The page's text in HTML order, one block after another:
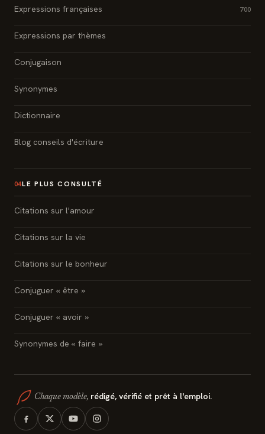
Expressions françaises 700
Expressions par thèmes
Conjugaison
Synonymes
Dictionnaire
Blog conseils d'écriture
04LE PLUS CONSULTÉ
Citations sur l'amour
Citations sur la vie
Citations sur le bonheur
Conjuguer « être »
Conjuguer « avoir »
Synonymes de « faire »
Chaque modèle, rédigé, vérifié et prêt à l'emploi.